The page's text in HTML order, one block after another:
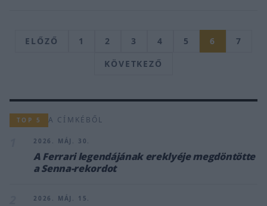
ELŐZŐ 1 2 3 4 5 6
7
KÖVETKEZŐ
TOP 5 A CÍMKÉBŐL
2026. MÁJ. 30.
A Ferrari legendájának ereklyéje megdöntötte
a Senna-rekordot
2026. MÁJ. 15.